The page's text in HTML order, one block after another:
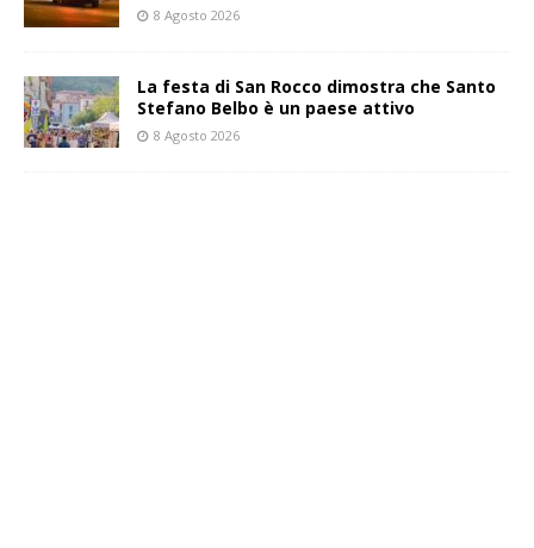
8 Agosto 2026
La festa di San Rocco dimostra che Santo
Stefano Belbo è un paese attivo
8 Agosto 2026